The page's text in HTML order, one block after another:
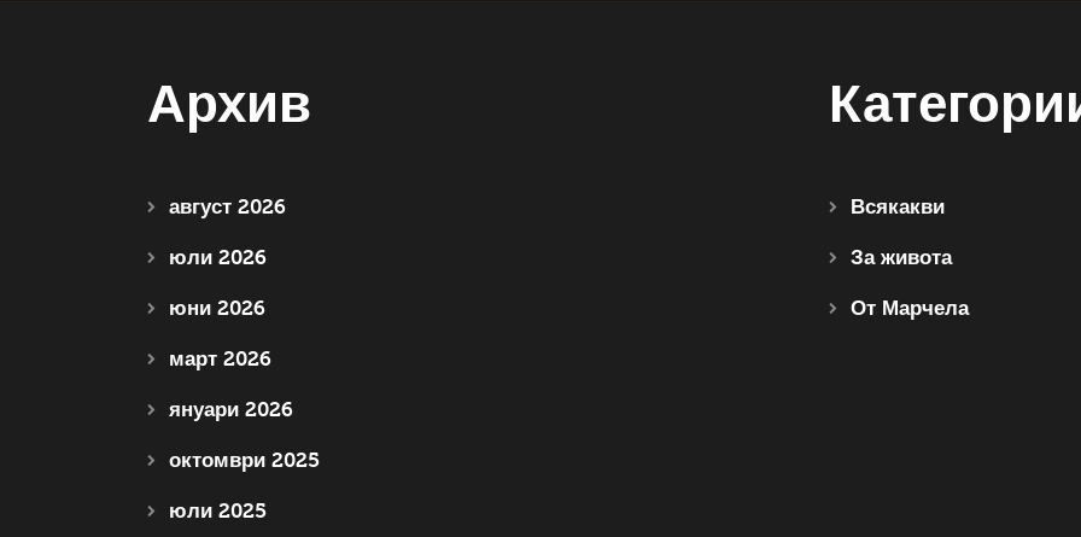
Архив
август 2026
юли 2026
юни 2026
март 2026
януари 2026
октомври 2025
юли 2025
Всякакви
За живота
От Марчела